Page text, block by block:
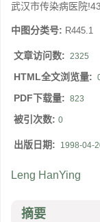
武汉市传染病医院
中图分类号: R445.1
文章访问数: 2325
HTML全文浏览量:
PDF下载量: 823
被引次数: 0
出版日期: 1998-04-
Leng HanYing
摘要